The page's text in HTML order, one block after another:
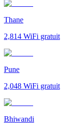
Thane
2,814 WiFi gratuit
Pune
2,048 WiFi gratuit
Bhiwandi